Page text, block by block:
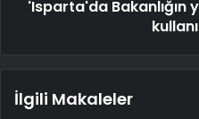
'Isparta'da Bakanlığın
İlgili Makaleler